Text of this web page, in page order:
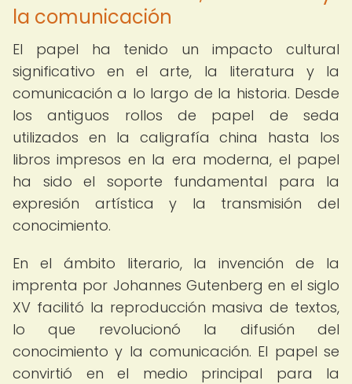
la comunicación
El papel ha tenido un impacto cultural
significativo en el arte, la literatura y la
comunicación a lo largo de la historia. Desde
los antiguos rollos de papel de seda
utilizados en la caligrafía china hasta los
libros impresos en la era moderna, el papel
ha sido el soporte fundamental para la
expresión artística y la transmisión del
conocimiento.
En el ámbito literario, la invención de la
imprenta por Johannes Gutenberg en el siglo
XV facilitó la reproducción masiva de textos,
lo que revolucionó la difusión del
conocimiento y la comunicación. El papel se
convirtió en el medio principal para la